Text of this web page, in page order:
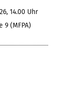
14.00 Uhr
9 (MFPA)